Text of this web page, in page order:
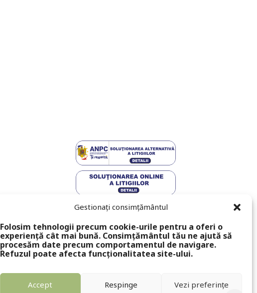
Gestionați consimțământul
Folosim tehnologii precum cookie-urile pentru a oferi o
experiență cât mai bună. Consimțământul tău ne ajută să
procesăm date precum comportamentul de navigare.
Refuzul poate afecta funcționalitatea site-ului.
Accept Respinge Vezi preferințe